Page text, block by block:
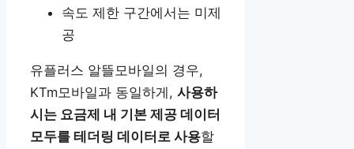
속도 제한 구간에서는 미제
공
유플러스 알뜰모바일의 경우,
KTm모바일과 동일하게, 사용하
시는 요금제 내 기본 제공 데이터
모두를 테더링 데이터로 사용할